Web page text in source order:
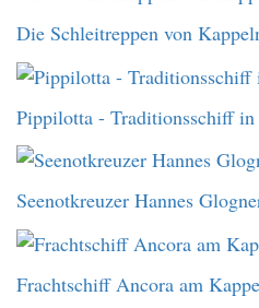
Die Schleitreppen von
Pippilotta - Traditionsschiff in
Seenotkreuzer Hannes
Frachtschiff Ancora am